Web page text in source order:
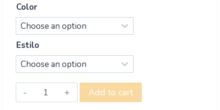
Color
Estilo
Add to cart